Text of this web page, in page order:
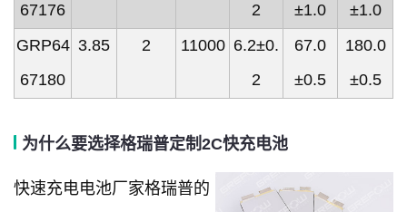
67176
2
±1.0
±1.0
GRP64
67180
3.85 2 11000 6.2±0.
2
67.0
±0.5
180.0
±0.5
为什么要选择格瑞普定制2C快充电池
快速充电电池厂家格瑞普的